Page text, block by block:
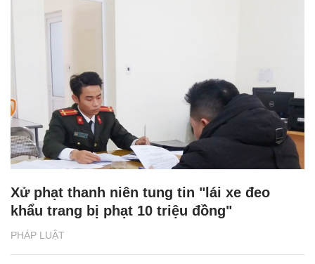
PHÁP LUẬT
Xử phạt thanh niên tung tin "lái xe đeo
khẩu trang bị phạt 10 triệu đồng"